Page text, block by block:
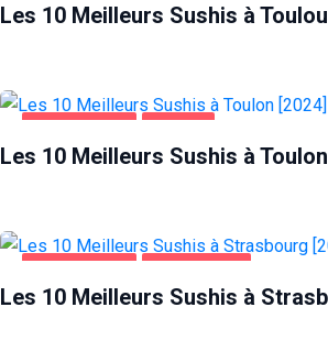
Les 10 Meilleurs Sushis à
ALIMENTATION TOULON
Les 10 Meilleurs Sushis à
ALIMENTATION STRASBOURG
Les 10 Meilleurs Sushis à